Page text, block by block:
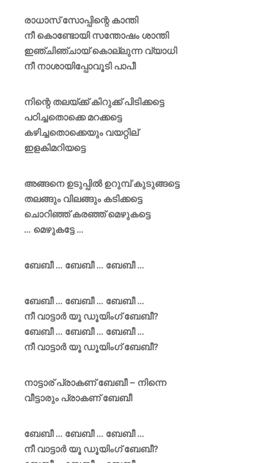
രാധാസ് സോപ്പിന്റെ കാന്തി
നീ കൊണ്ടോയി സന്തോഷം ശാന്തി
ഇഞ്ചിഞ്ചായ് കൊല്ലുന്ന വ്യാധി
നീ നാശായിപ്പോവൂടി പാപീ
നിന്റെ തലയ്ക്ക് കിറുക്ക് പിടിക്കട്ടെ
പഠിച്ചതൊക്കെ മറക്കട്ടെ
കഴിച്ചതൊക്കെയും വയറ്റില്
ഇളകിമറിയട്ടെ
അങ്ങനെ ഉടുപ്പിൽ ഉറുമ്പ് കുടുങ്ങട്ടെ
തലങ്ങും വിലങ്ങും കടിക്കട്ടെ
ചൊറിഞ്ഞ് കരഞ്ഞ് മെഴുകട്ടെ
… മെഴുകട്ടേ …
ബേബീ … ബേബീ … ബേബീ …
ബേബീ … ബേബീ … ബേബീ …
നീ വാട്ടാർ യൂ ഡൂയിംഗ് ബേബീ?
ബേബീ … ബേബീ … ബേബീ …
നീ വാട്ടാർ യൂ ഡൂയിംഗ് ബേബീ?
നാട്ടാര് പ്രാകണ് ബേബീ – നിന്നെ
വീട്ടാരും പ്രാകണ് ബേബീ
ബേബീ … ബേബീ … ബേബീ …
നീ വാട്ടാർ യൂ ഡൂയിംഗ് ബേബീ?